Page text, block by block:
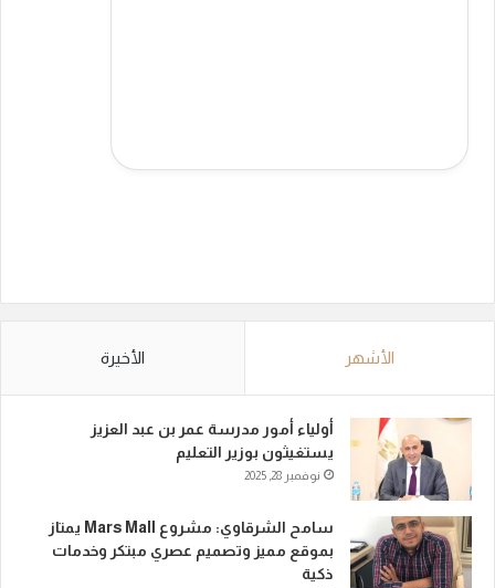
الأشهر الأخيرة
أولياء أمور مدرسة عمر بن عبد العزيز
يستغيثون بوزير التعليم
نوفمبر 28, 2025
سامح الشرقاوي: مشروع Mars Mall يمتاز
بموقع مميز وتصميم عصري مبتكر وخدمات
ذكية